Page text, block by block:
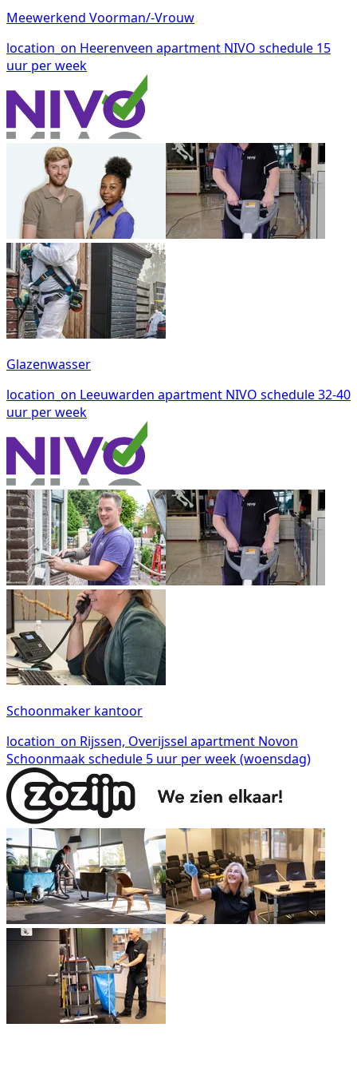
Meewerkend Voorman/-Vrouw
location_on Heerenveen apartment NIVO schedule 15
uur per week
Glazenwasser
location_on Leeuwarden apartment NIVO schedule32-40
uur per week
Schoonmaker kantoor
location_on Rijssen, Overijssel apartment Novon
Schoonmaakschedule 5 uur per week (woensdag)